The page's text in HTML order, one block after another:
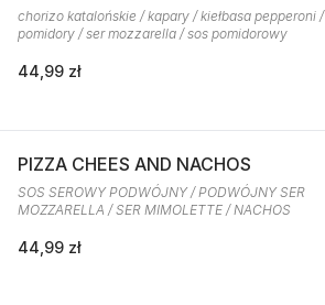
chorizo katalońskie / kapary / kiełbasa pepperoni /
pomidory / ser mozzarella / sos pomidorowy
44,99 zł
PIZZA CHEES AND NACHOS
SOS SEROWY PODWÓJNY / PODWÓJNY SER
MOZZARELLA / SER MIMOLETTE / NACHOS
44,99 zł